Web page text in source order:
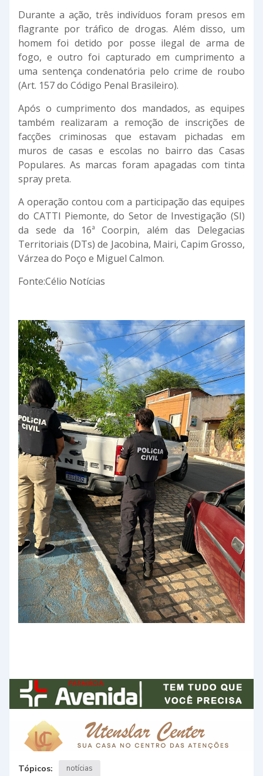
Durante a ação, três indivíduos foram presos em
flagrante por tráfico de drogas. Além disso, um
homem foi detido por posse ilegal de arma de
fogo, e outro foi capturado em cumprimento a
uma sentença condenatória pelo crime de roubo
(Art. 157 do Código Penal Brasileiro).
Após o cumprimento dos mandados, as equipes
também realizaram a remoção de inscrições de
facções criminosas que estavam pichadas em
muros de casas e escolas no bairro das Casas
Populares. As marcas foram apagadas com tinta
spray preta.
A operação contou com a participação das equipes
do CATTI Piemonte, do Setor de Investigação (SI)
da sede da 16ª Coorpin, além das Delegacias
Territoriais (DTs) de Jacobina, Mairi, Capim Grosso,
Várzea do Poço e Miguel Calmon.
Fonte:Célio Notícias
Tópicos: notícias